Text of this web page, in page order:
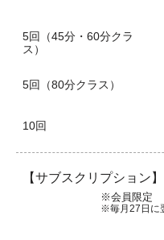
5回（45分・60分クラ
ス）
5回（80分クラス）
10回
【サブスクリプション】
※会員限定
※毎月27日に